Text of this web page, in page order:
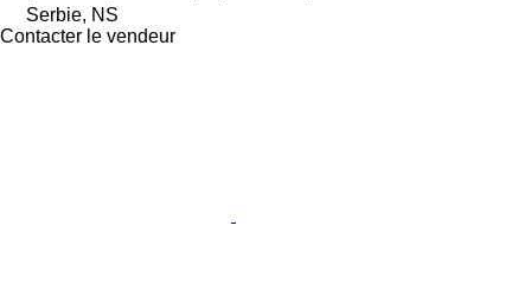
Serbie, NS
Contacter le vendeur